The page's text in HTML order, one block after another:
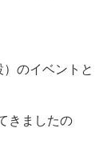
のイベントと
きましたの